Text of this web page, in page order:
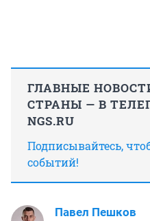
ГЛАВНЫЕ
СТРАНЫ — В
NGS.RU
Подписывайтесь,
событий!
Павел Пешков